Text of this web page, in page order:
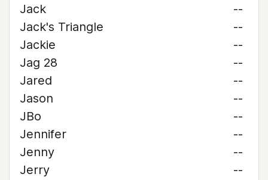
Jack
--
Jack's Triangle
--
Jackie
--
Jag 28
--
Jared
--
Jason
--
JBo
--
Jennifer
--
Jenny
--
Jerry
--